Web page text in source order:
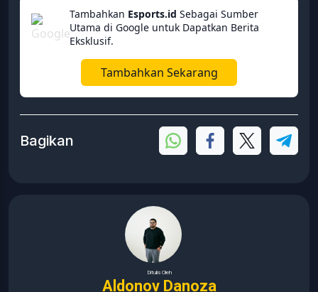
Tambahkan Esports.id Sebagai Sumber
Utama di Google untuk Dapatkan Berita
Eksklusif.
Tambahkan Sekarang
Bagikan
Ditulis Oleh
Aldonov Danoza